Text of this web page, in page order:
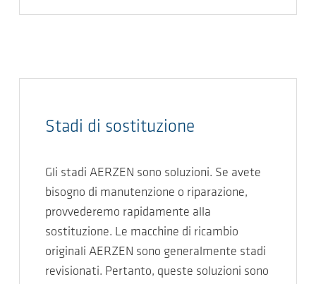
Stadi di sostituzione
Gli stadi AERZEN sono soluzioni. Se avete
bisogno di manutenzione o riparazione,
provvederemo rapidamente alla
sostituzione. Le macchine di ricambio
originali AERZEN sono generalmente stadi
revisionati. Pertanto, queste soluzioni sono